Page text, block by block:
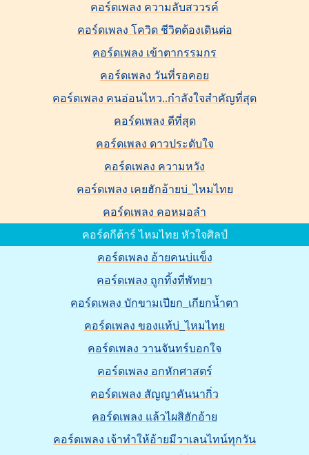
คอร์ดเพลง ความลับสววรค์
คอร์ดเพลง โควิด ชีวิตต้องเดินต่อ
คอร์ดเพลง เข้าตากรรมกร
คอร์ดเพลง วันที่รอคอย
คอร์ดเพลง คนอ่อนไหว..กำลังใจสำคัญที่สุด
คอร์ดเพลง ดีที่สุด
คอร์ดเพลง ดาวประดับใจ
คอร์ดเพลง ความหวัง
คอร์ดเพลง เคยฮักอ้ายบ่_ไหมไทย
คอร์ดเพลง คอหมอลำ
คอร์ดกีต้าร์ ไหมไทย หัวใจศิลป์
คอร์ดเพลง อ้ายคนบ่แข็ง
คอร์ดเพลง ถูกทิ้งที่พัทยา
คอร์ดเพลง บักขามเปียก_เกียกน้ำตา
คอร์ดเพลง ของแท้บ่_ไหมไทย
คอร์ดเพลง วานจันทร์บอกใจ
คอร์ดเพลง อกหักศาสตร์
คอร์ดเพลง สัญญาคันนากิ่ว
คอร์ดเพลง แล้วไผสิฮักอ้าย
คอร์ดเพลง เจ้าทำให้อ้ายมีวาเลนไทน์ทุกวัน